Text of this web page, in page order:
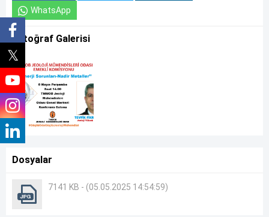
WhatsApp
Fotoğraf Galerisi
Dosyalar
7141 KB - (05.05.2025 14:54:59)